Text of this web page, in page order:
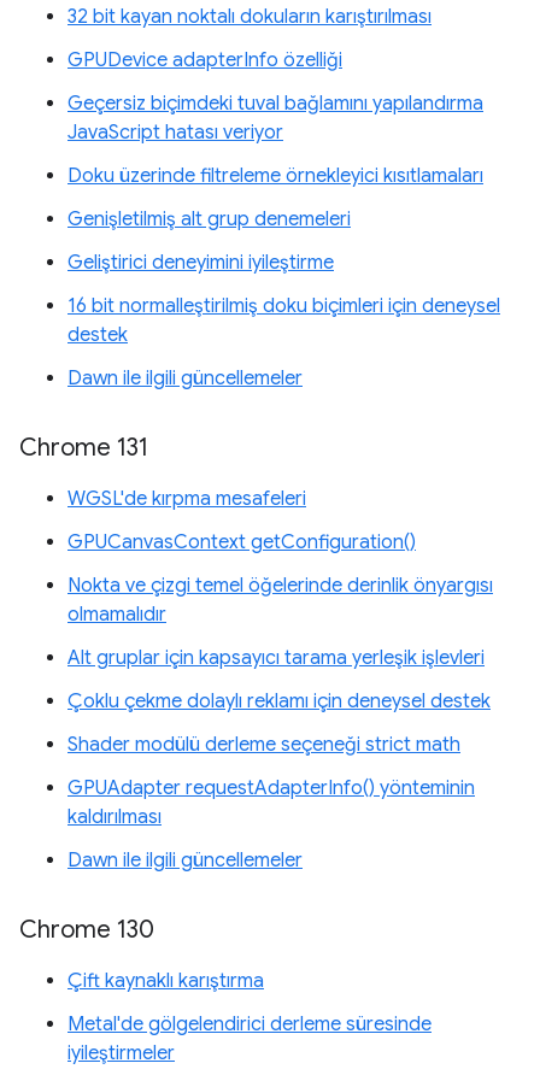
32 bit kayan noktalı dokuların karıştırılması
GPUDevice adapterInfo özelliği
Geçersiz biçimdeki tuval bağlamını yapılandırma
JavaScript hatası veriyor
Doku üzerinde filtreleme örnekleyici kısıtlamaları
Genişletilmiş alt grup denemeleri
Geliştirici deneyimini iyileştirme
16 bit normalleştirilmiş doku biçimleri için deneysel
destek
Dawn ile ilgili güncellemeler
Chrome 131
WGSL'de kırpma mesafeleri
GPUCanvasContext getConfiguration()
Nokta ve çizgi temel öğelerinde derinlik önyargısı
olmamalıdır
Alt gruplar için kapsayıcı tarama yerleşik işlevleri
Çoklu çekme dolaylı reklamı için deneysel destek
Shader modülü derleme seçeneği strict math
GPUAdapter requestAdapterInfo() yönteminin
kaldırılması
Dawn ile ilgili güncellemeler
Chrome 130
Çift kaynaklı karıştırma
Metal'de gölgelendirici derleme süresinde
iyileştirmeler